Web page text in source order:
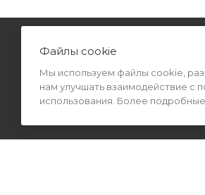
Файлы cookie
Мы используем файлы cookie,
нам улучшать взаимодействие с
использования. Более